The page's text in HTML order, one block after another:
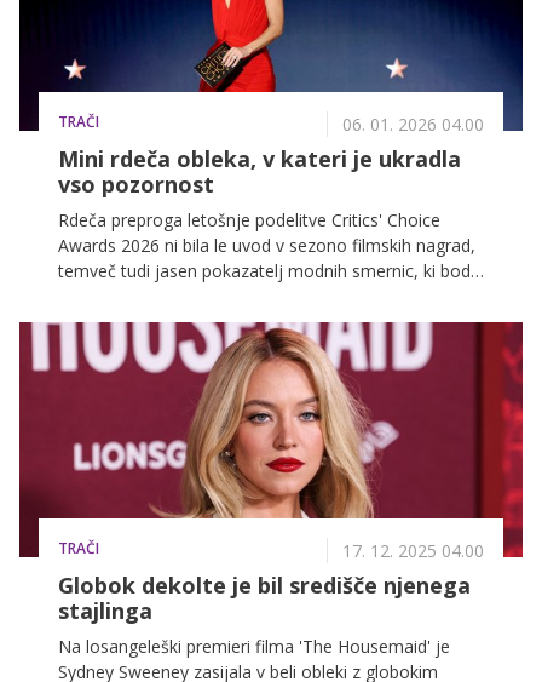
TRAČI 06. 01. 2026 04.00
Mini rdeča obleka, v kateri je ukradla
vso pozornost
Rdeča preproga letošnje podelitve Critics' Choice
Awards 2026 ni bila le uvod v sezono filmskih nagrad,
temveč tudi jasen pokazatelj modnih smernic, ki bodo
večernimi toaletami je še posebej izstopala Kate
Hudson, ki je s svojim videzom dokazala, da zna
združiti drznost, eleganco in igrivost.
TRAČI 17. 12. 2025 04.00
Globok dekolte je bil središče njenega
stajlinga
Na losangeleški premieri filma 'The Housemaid' je
Sydney Sweeney zasijala v beli obleki z globokim